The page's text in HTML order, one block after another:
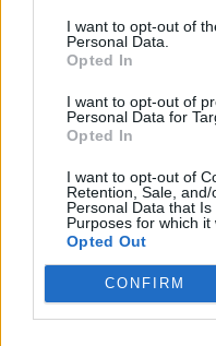
I want to opt-out of
Personal Data.
Opted In
I want to opt-out of
Personal Data for
Opted In
I want to opt-out of
Retention, Sale,
Personal Data that
Purposes for which it
Opted Out
CONFIRM
Δημοσιεύθηκε σε
Συντάξεις,συνταξιοδοτικό
Γαλλία: